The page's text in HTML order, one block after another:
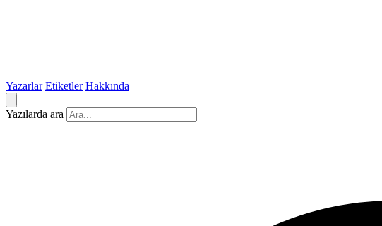
Yazarlar Etiketler Hakkında
Yazılarda ara